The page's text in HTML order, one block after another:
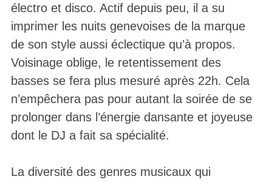
électro et disco. Actif depuis peu, il a su
imprimer les nuits genevoises de la marque
de son style aussi éclectique qu’à propos.
Voisinage oblige, le retentissement des
basses se fera plus mesuré après 22h. Cela
n’empêchera pas pour autant la soirée de se
prolonger dans l’énergie dansante et joyeuse
dont le DJ a fait sa spécialité.
La diversité des genres musicaux qui